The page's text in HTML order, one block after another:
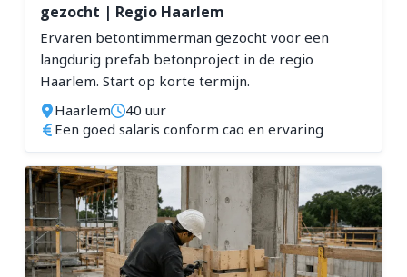
gezocht | Regio Haarlem
Ervaren betontimmerman gezocht voor een
langdurig prefab betonproject in de regio
Haarlem. Start op korte termijn.
Haarlem
40 uur
Een goed salaris conform cao en ervaring